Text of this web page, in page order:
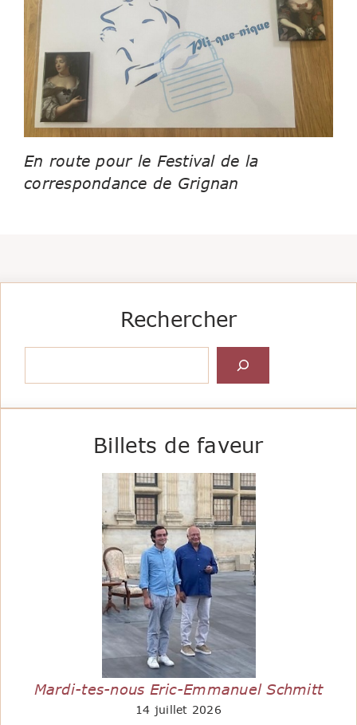
En route pour le Festival de la
correspondance de Grignan
Rechercher
Billets de faveur
Mardi-tes-nous Eric-Emmanuel Schmitt
14 juillet 2026